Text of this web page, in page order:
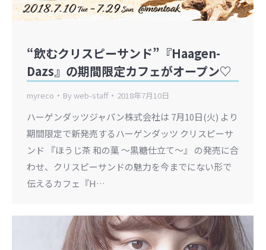
“飲むクリスピーサンド”『Haagen-
Dazs』の期間限定カフェがオープン♡
myreco Byweb-staff 2018年7月10日
ハーゲンダッツジャパン株式会社は 7月10日(火) より
期間限定で新発売するハーゲンダッツ クリスピーサ
ンド 『ほうじ茶 和の菓 ～黒糖仕立て～』 の発売に合
わせ、クリスピーサンドの魅力を今までにない形で
伝えるカフェ『H…